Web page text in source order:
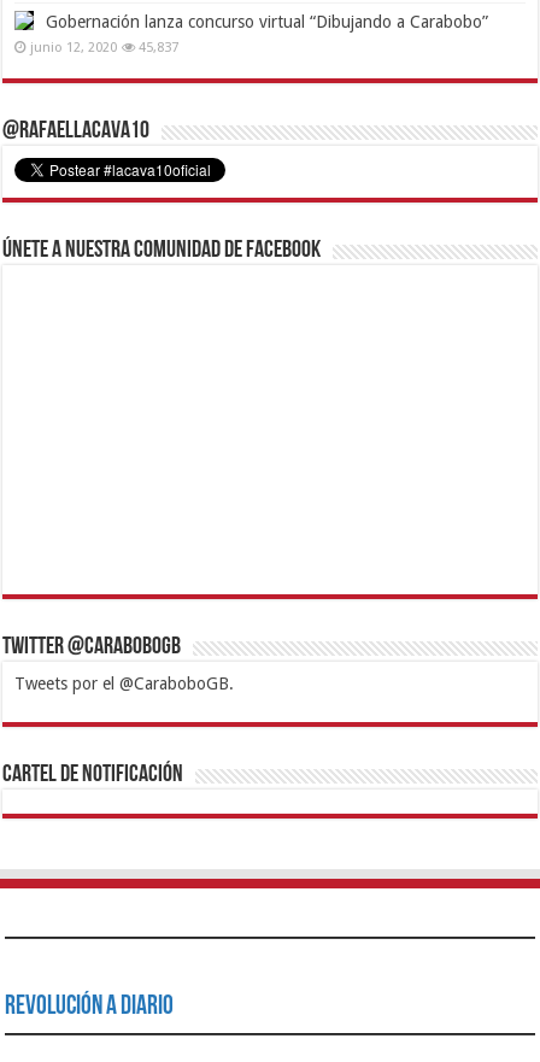
Gobernación lanza concurso virtual “Dibujando a Carabobo”
junio 12, 2020 45,837
@RafaelLacava10
Únete a nuestra comunidad de Facebook
Twitter @CaraboboGB
Tweets por el @CaraboboGB.
1xbetBetturkeyBetistKralbetSupertotobetTipobetMatadorbetMariobet
https://mvbcasino.com/
Cartel de Notificación
Revolución a Diario